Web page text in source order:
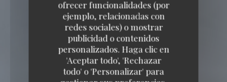
ofrecer funcionalidades (por
ejemplo, relacionadas con
redes sociales) o mostrar
publicidad o contenidos
personalizados. Haga clic en
'Aceptar todo', 'Rechazar
todo' o 'Personalizar' para